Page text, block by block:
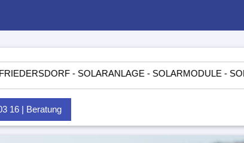
- SOLARANLAGE - SOLARMODULE -
16 | Beratung